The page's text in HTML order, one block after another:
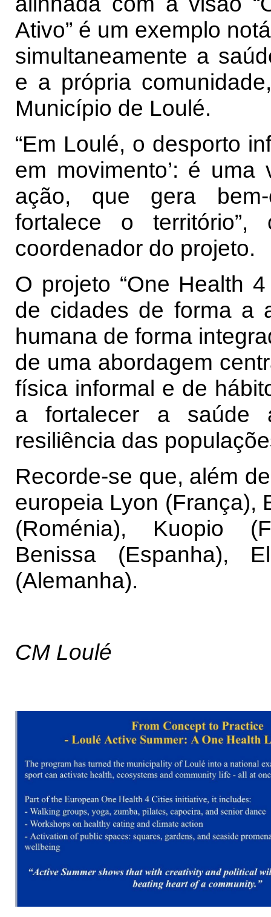
Ativo” é um exemplo
simultaneamente a
e a própria
Município de Loulé.
“Em Loulé, o desporto
em movimento’: é
ação, que gera
fortalece o território”,
coordenador do projeto.
O projeto “One Health
de cidades de forma a
humana de forma
de uma abordagem
física informal e de
a fortalecer a
resiliência das
Recorde-se que, além
europeia Lyon (França),
(Roménia), Kuopio
Benissa (Espanha),
(Alemanha).
CM Loulé